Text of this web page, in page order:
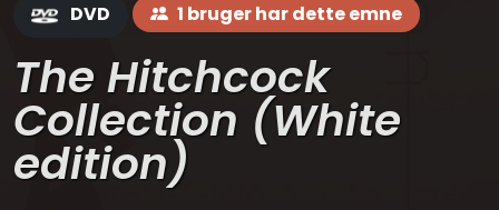
DVD 1 bruger har dette emne
The Hitchcock
Collection (White
edition)